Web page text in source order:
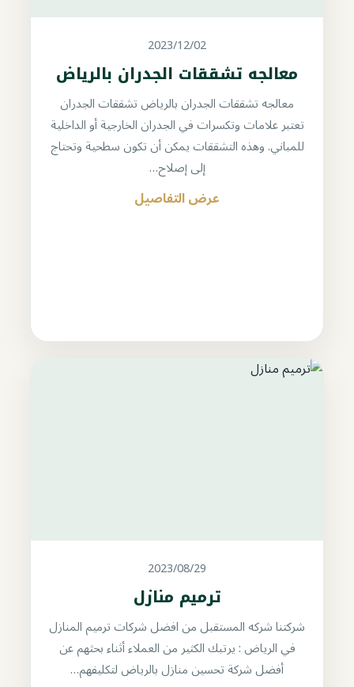
2023/12/02
معالجه تشققات الجدران بالرياض
معالجه تشققات الجدران بالرياض تشققات الجدران
تعتبر علامات وتكسرات في الجدران الخارجية أو الداخلية
للمباني. وهذه التشققات يمكن أن تكون سطحية وتحتاج
إلى إصلاح…
عرض التفاصيل
2023/08/29
ترميم منازل
شركتنا شركه المستقبل من افضل شركات ترميم المنازل
في الرياض : يرتبك الكثير من العملاء أثناء بحثهم عن
أفضل شركة تحسين منازل بالرياض لتكليفهم…